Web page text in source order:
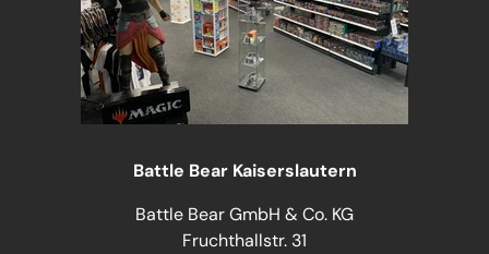
Battle Bear Kaiserslautern
Battle Bear GmbH & Co. KG
Fruchthallstr. 31